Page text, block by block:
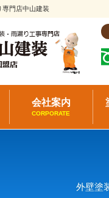
専門店中山建装
会社案内
CORPORATE
外壁塗